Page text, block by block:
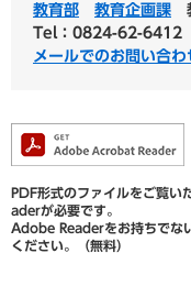
教育部 教育企画課
Tel：0824-62-6412
メールでのお問い合わ
PDF形式のファイルをご覧
aderが必要です。
Adobe Readerをお持ちでな
ください。（無料）